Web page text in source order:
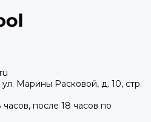
Марины Расковой, д. 10, стр.
после 18 часов по